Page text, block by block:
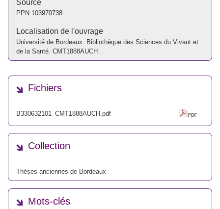
Source
PPN 103970738
Localisation de l'ouvrage
Université de Bordeaux. Bibliothèque des Sciences du Vivant et
de la Santé. CMT1888AUCH
Fichiers
B330632101_CMT1888AUCH.pdf
Collection
Thèses anciennes de Bordeaux
Mots-clés